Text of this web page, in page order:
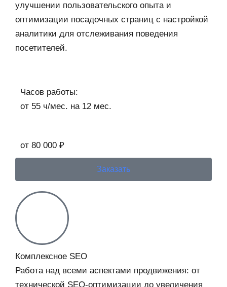
улучшении пользовательского опыта и
оптимизации посадочных страниц с настройкой
аналитики для отслеживания поведения
посетителей.
Часов работы:
от 55 ч/мес. на 12 мес.
от 80 000 ₽
Заказать
Комплексное SEO
Работа над всеми аспектами продвижения: от
технической SEO-оптимизации до увеличения